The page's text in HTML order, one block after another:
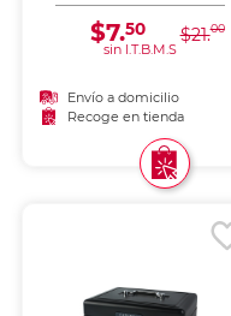
$7.50 $21.00
sin I.T.B.M.S
Envío a domicilio
Recoge en tienda